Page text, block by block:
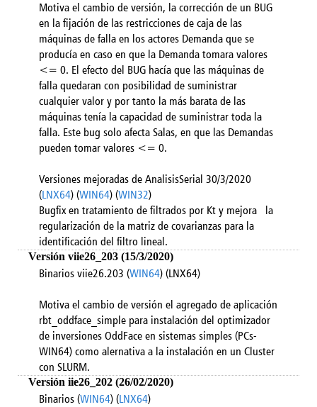
Motiva el cambio de versión, la corrección de un BUG
en la fijación de las restricciones de caja de las
máquinas de falla en los actores Demanda que se
producía en caso en que la Demanda tomara valores
<= 0. El efecto del BUG hacía que las máquinas de
falla quedaran con posibilidad de suministrar
cualquier valor y por tanto la más barata de las
máquinas tenía la capacidad de suministrar toda la
falla. Este bug solo afecta Salas, en que las Demandas
pueden tomar valores <= 0.
Versiones mejoradas de AnalisisSerial 30/3/2020
(LNX64) (WIN64) (WIN32)
Bugfix en tratamiento de filtrados por Kt y mejora la
regularización de la matriz de covarianzas para la
identificación del filtro lineal.
Versión viie26_203 (15/3/2020)
Binarios viie26.203 (WIN64) (LNX64)
Motiva el cambio de versión el agregado de aplicación
rbt_oddface_simple para instalación del optimizador
de inversiones OddFace en sistemas simples (PCs-
WIN64) como alernativa a la instalación en un Cluster
con SLURM.
Versión iie26_202 (26/02/2020)
Binarios (WIN64) (LNX64)